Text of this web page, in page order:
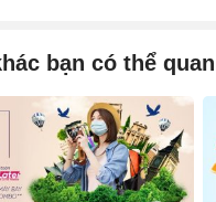
bạn có thể